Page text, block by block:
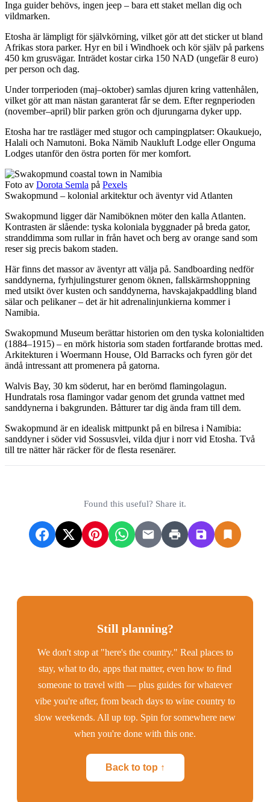
Inga guider behövs, ingen jeep – bara ett staket mellan dig och
vildmarken.
Etosha är lämpligt för självkörning, vilket gör att det sticker ut bland
Afrikas stora parker. Hyr en bil i Windhoek och kör själv på parkens
450 km grusvägar. Inträdet kostar cirka 150 NAD (ungefär 8 euro)
per person och dag.
Under torrperioden (maj–oktober) samlas djuren kring vattenhålen,
vilket gör att man nästan garanterat får se dem. Efter regnperioden
(november–april) blir parken grön och djurungarna dyker upp.
Etosha har tre rastläger med stugor och campingplatser: Okaukuejo,
Halali och Namutoni. Boka Nämib Naukluft Lodge eller Onguma
Lodges utanför den östra porten för mer komfort.
Foto av Dorota Semla på Pexels
Swakopmund – kolonial arkitektur och äventyr vid Atlanten
Swakopmund ligger där Namiböknen möter den kalla Atlanten.
Kontrasten är slående: tyska koloniala byggnader på breda gator,
stranddimma som rullar in från havet och berg av orange sand som
reser sig precis bakom staden.
Här finns det massor av äventyr att välja på. Sandboarding nedför
sanddynerna, fyrhjulingsturer genom öknen, fallskärmshoppning
med utsikt över kusten och sanddynerna, havskajakpaddling bland
sälar och pelikaner – det är hit adrenalinjunkierna kommer i
Namibia.
Swakopmund Museum berättar historien om den tyska kolonialtiden
(1884–1915) – en mörk historia som staden fortfarande brottas med.
Arkitekturen i Woermann House, Old Barracks och fyren gör det
ändå intressant att promenera på gatorna.
Walvis Bay, 30 km söderut, har en berömd flamingolagun.
Hundratals rosa flamingor vadar genom det grunda vattnet med
sanddynerna i bakgrunden. Båtturer tar dig ända fram till dem.
Swakopmund är en idealisk mittpunkt på en bilresa i Namibia:
sanddyner i söder vid Sossusvlei, vilda djur i norr vid Etosha. Två
till tre nätter här räcker för de flesta resenärer.
Found this useful? Share it.
Still planning?
We don't stop at "here's the country." Real places to
stay, what to do, apps that matter, even how to find
someone to travel with — plus guides for whatever
vibe you're after, from beach days to wine country to
slow weekends. All up top. Spin for somewhere new
when you're done with this one.
Back to top ↑